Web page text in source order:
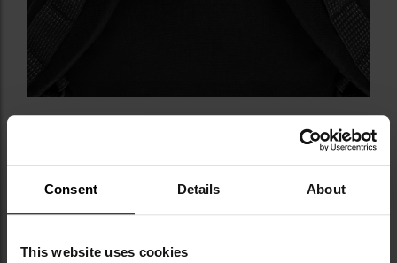
Consent Details About
This website uses cookiesNAJWAŻNIEJSZE CECHY